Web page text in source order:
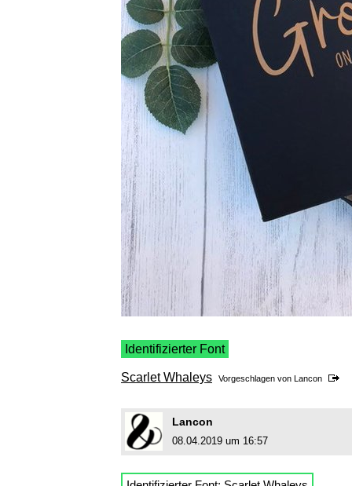
Identifizierter Font
Scarlet Whaleys Vorgeschlagen von Lancon
Lancon
08.04.2019 um 16:57